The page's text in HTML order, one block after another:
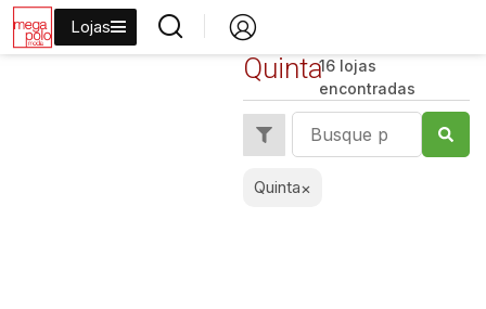
Lojas
Quinta16 lojas
encontradas
Quinta×